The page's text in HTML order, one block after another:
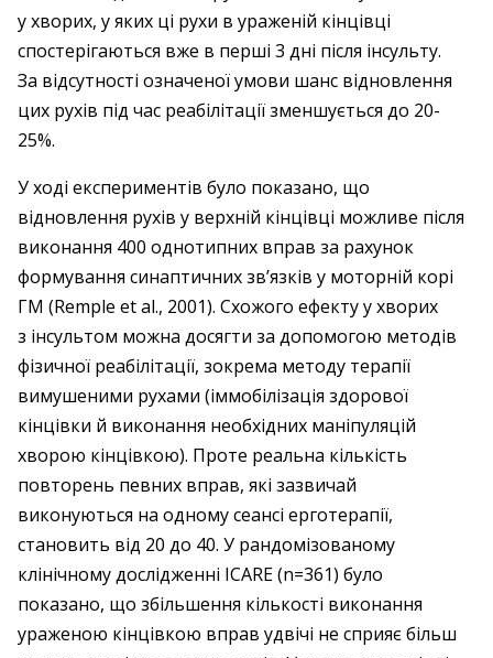
у хворих, у яких ці рухи в ураженій кінцівці
спостерігаються вже в перші 3 дні після інсульту.
За відсутності означеної умови шанс відновлення
цих рухів під час реабілітації зменшується до 20-
25%.
У ході експериментів було показано, що
відновлення рухів у верхній кінцівці можливе після
виконання 400 однотипних вправ за рахунок
формування синаптичних зв’язків у моторній корі
ГМ (Remple et al., 2001). Схожого ефекту у хворих
з інсультом можна досягти за допомогою методів
фізичної реабілітації, зокрема методу терапії
вимушеними рухами (іммобілізація здорової
кінцівки й виконання необхідних маніпуляцій
хворою кінцівкою). Проте реальна кількість
повторень певних вправ, які зазвичай
виконуються на одному сеансі ерготерапії,
становить від 20 до 40. У рандомізованому
клінічному дослідженні ICARE (n=361) було
показано, що збільшення кількості виконання
ураженою кінцівкою вправ удвічі не сприяє більш